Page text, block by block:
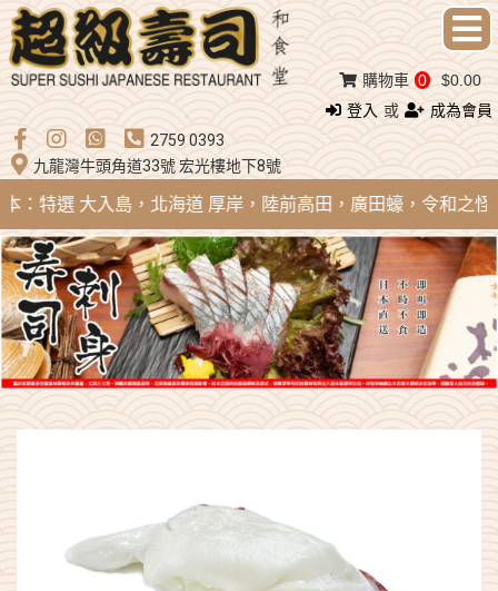
登入 或
成為會員
2759 0393
九龍灣牛頭角道33號 宏光樓地下8號
購物車 0 $0.00
：特選 大入島，北海道 厚岸，陸前高田，廣田蠔，令和之